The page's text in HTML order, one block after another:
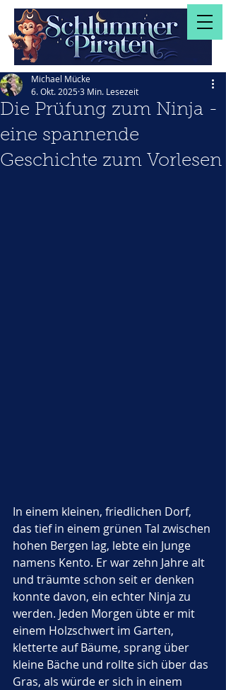
Die Prüfung zum Ninja -
eine spannende
Geschichte zum Vorlesen
Michael Mücke
6. Okt. 20253 Min. Lesezeit
In einem kleinen, friedlichen Dorf,
das tief in einem grünen Tal zwischen
hohen Bergen lag, lebte ein Junge
namens Kento. Er war zehn Jahre alt
und träumte schon seit er denken
konnte davon, ein echter Ninja zu
werden. Jeden Morgen übte er mit
einem Holzschwert im Garten,
kletterte auf Bäume, sprang über
kleine Bäche und rollte sich über das
Gras, als würde er sich in einem